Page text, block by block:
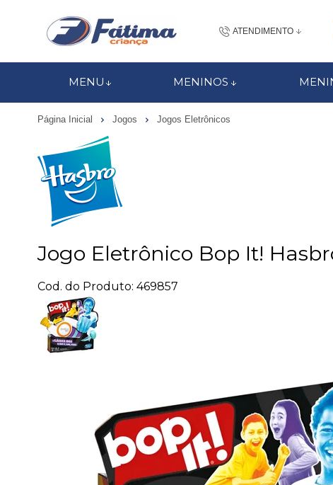
ATENDIMENTO
MENU MENINOS
Página Inicial Jogos Jogos Eletrônicos
Jogo Eletrônico Bop It!
Cod. do Produto: 469857